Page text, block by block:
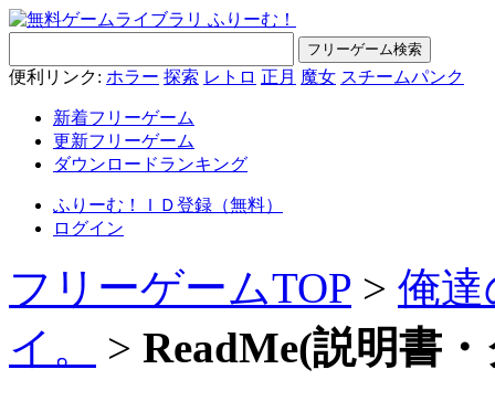
便利リンク: ホラー 探索 レトロ 正月 魔女 スチームパンク
新着フリーゲーム
更新フリーゲーム
ダウンロードランキング
ふりーむ！ＩＤ登録（無料）
ログイン
フリーゲームTOP > 俺
イ。
> ReadMe(説明書